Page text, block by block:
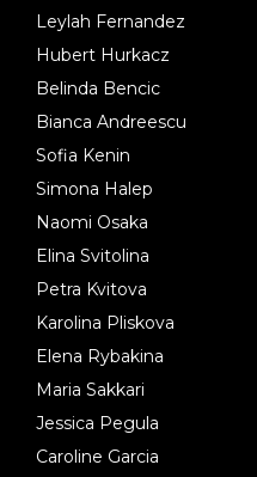
Leylah Fernandez
Hubert Hurkacz
Belinda Bencic
Bianca Andreescu
Sofia Kenin
Simona Halep
Naomi Osaka
Elina Svitolina
Petra Kvitova
Karolina Pliskova
Elena Rybakina
Maria Sakkari
Jessica Pegula
Caroline Garcia